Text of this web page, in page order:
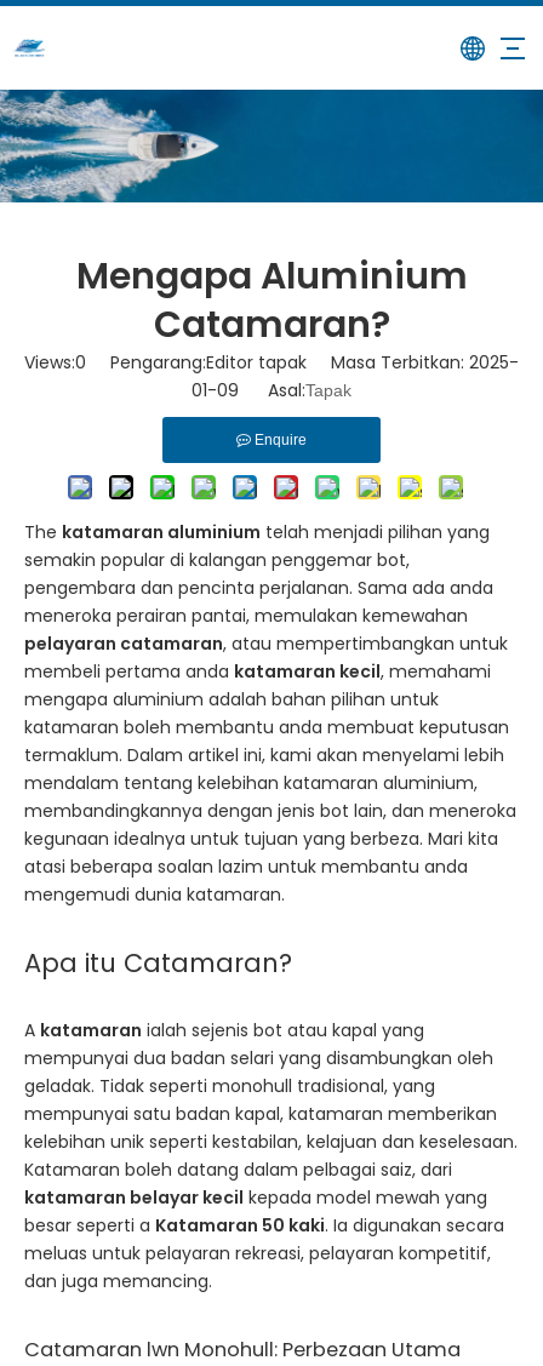
Rumah / Berita
Catamaran?
Mengapa Aluminium
Catamaran?
Views:0 Pengarang:Editor tapak Masa Terbitkan: 2025-
01-09 Asal:Tapak
Enquire
The katamaran aluminium telah menjadi pilihan yang
semakin popular di kalangan penggemar bot,
pengembara dan pencinta perjalanan. Sama ada anda
meneroka perairan pantai, memulakan kemewahan
pelayaran catamaran, atau mempertimbangkan untuk
membeli pertama anda katamaran kecil, memahami
mengapa aluminium adalah bahan pilihan untuk
katamaran boleh membantu anda membuat keputusan
termaklum. Dalam artikel ini, kami akan menyelami lebih
mendalam tentang kelebihan katamaran aluminium,
membandingkannya dengan jenis bot lain, dan meneroka
kegunaan idealnya untuk tujuan yang berbeza. Mari kita
atasi beberapa soalan lazim untuk membantu anda
mengemudi dunia katamaran.
Apa itu Catamaran?
A katamaran ialah sejenis bot atau kapal yang
mempunyai dua badan selari yang disambungkan oleh
geladak. Tidak seperti monohull tradisional, yang
mempunyai satu badan kapal, katamaran memberikan
kelebihan unik seperti kestabilan, kelajuan dan keselesaan.
Katamaran boleh datang dalam pelbagai saiz, dari
katamaran belayar kecil kepada model mewah yang
besar seperti a Katamaran 50 kaki. Ia digunakan secara
meluas untuk pelayaran rekreasi, pelayaran kompetitif,
dan juga memancing.
Catamaran lwn Monohull: Perbezaan Utama